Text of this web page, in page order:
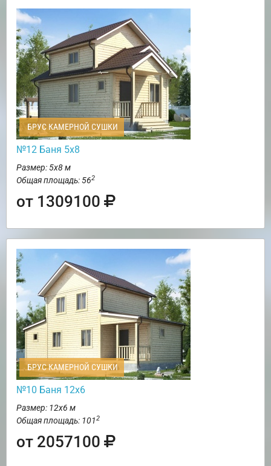
БРУС КАМЕРНОЙ СУШКИ
№12 Баня 5х8
Размер: 5х8 м
Общая площадь: 562
от 1309100
БРУС КАМЕРНОЙ СУШКИ
№10 Баня 12х6
Размер: 12х6 м
Общая площадь: 1012
от 2057100